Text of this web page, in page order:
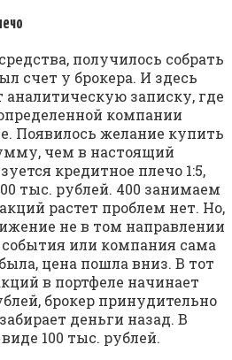
получилось собрать
счет у брокера. И здесь
записку, где
компании
Появилось желание купить
чем в настоящий
кредитное плечо 1:5,
тыс. рублей. 400 занимаем
растет проблем нет. Но,
не в том направлении
события или компания сама
цена пошла вниз. В тот
в портфеле начинает
брокер принудительно
деньги назад. В
100 тыс. рублей.